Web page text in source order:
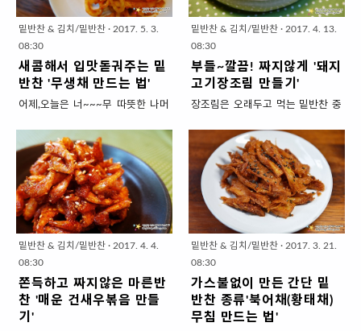
찬에 집중하고 있지요. 어제까지 상
큼한 무생채~ 향긋한 봄나물 무쳐
쫄깃한 식감이 좋은 미니새송이버
섯으로 푸짐하게 밑반찬 만들어 놓
고 이번 주말은 한가하게 식사준비
리 '새송이버섯볶음 만드는 법' 1.
재료 준비 (4인분 x 3회) ▣ 주재료 :
미니새송이버섯 2밥그릇, 식용유 3
밥숟가락 * 그냥 새송이버섯보다는
한입크기의 '미니새송이버섯'이 요
리하기도 먹기도 편해요. ▣ 양념재
료 (밥숟가락) : 소금 1/2 (..
침이라서 요리법이 어렵지 않아보
이지만 또 은근 어려운게 나물요리
레기통으로 바로 버리거나 어찌어
찌 잘 데쳤어도 간을 못맞춰서 냉장
고 붙박이 신세였거든요. 나름 상세
금은 취나물! 제철일 때 맛있게 드셔
보세요. 봄향기를 그대로 담아 '취나
물무침 만드는 법' 1. 재료 준비 ( 4
인분 x 3회) ▣ 주재료 : 취나물 1냉
면그릇 수북히 * 냉면그릇에 담았을
때 볼록~ 수북히! ..
밑반찬 & 김치/밑반찬 · 2017. 5. 3.
08:30
새콤해서 입맛돋궈주는 밑
반찬 '무생채 만드는 법'
어제,오늘은 너~~~무 따뜻한 나머
게 또 더워주면 새콤하게 입맛을 자
극시켜주는 밑반찬이 생각이나죠.
그래서 손목이 시리도록 무를 채썰
어서 새콤하게 무생채를 만들어봤
지요. 원래 무생채는 식초를 넣지 않
고 무김치처럼 양념해먹는데요. 냉
면에 넣는 무처럼 새콤하게 양념해
도 맛있고 특히 입맛을 돋궈줘서 좋
아요. 무생채는 밑반찬으로도 좋지
만 냉면,비빔면,비빔밥 고명으로도
어울리고 불고기나 안동찜닭처럼
간장양념한 고기에 넣어서 같이 볶
밑반찬 & 김치/밑반찬 · 2017. 4. 13.
08:30
부들~깔끔! 짜지않게 '돼지
고기장조림 만들기'
장조림은 오래두고 먹는 밑반찬 중
장에서는 한번 해놓으면 한동안 반
찬걱정 안해도 되는 기특한 메뉴인
데요. 그런데 먹는 사람 입장에서 짜
기만하고 식감은 퍽퍽하면 잘 먹지
않게되죠. 게다가 냉장고에 차게 두
면 고기기름 알갱이가 입안을 찝찝
하게 할때도 있지요. 장조림 정말 맛
있게 잘 만들면 따뜻한 밥이랑 먹기
도 좋고~ 누룽지랑도 참 잘어울려
요. 그리고 국수나 비빔밥 고명으로
도 쓰임이 참 좋죠. 장조림을 맛있게
한다는 것은 ~ 일단 그냥 짜기만한
밑반찬 & 김치/밑반찬 · 2017. 4. 4.
08:30
쫀득하고 짜지않은 마른반
찬 '매운 건새우볶음 만들
기'
밑반찬 & 김치/밑반찬 · 2017. 3. 21.
08:30
가스불없이 만든 간단 밑
반찬 종류'북어채(황태채)
무침 만드는 법'